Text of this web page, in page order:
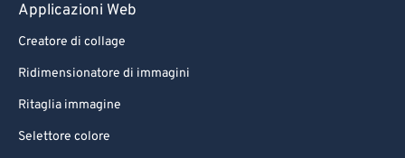
Applicazioni Web
Creatore di collage
Ridimensionatore di immagini
Ritaglia immagine
Selettore colore